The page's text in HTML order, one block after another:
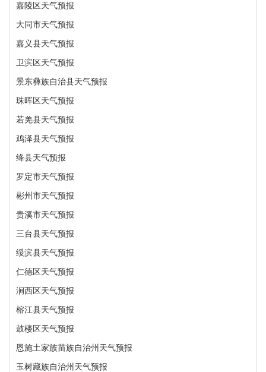
嘉陵区天气预报
大同市天气预报
嘉义县天气预报
卫滨区天气预报
景东彝族自治县天气预报
珠晖区天气预报
若羌县天气预报
鸡泽县天气预报
绛县天气预报
罗定市天气预报
彬州市天气预报
贵溪市天气预报
三台县天气预报
绥滨县天气预报
仁德区天气预报
涧西区天气预报
榕江县天气预报
鼓楼区天气预报
恩施土家族苗族自治州天气预报
玉树藏族自治州天气预报